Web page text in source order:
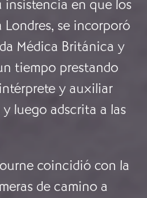
insistencia en que los
Londres, se incorporó
Médica Británica y
tiempo prestando
y auxiliar
luego adscrita a las
coincidió con la
de camino a